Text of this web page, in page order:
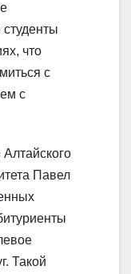
студенты
что
с
с
Павел
Такой